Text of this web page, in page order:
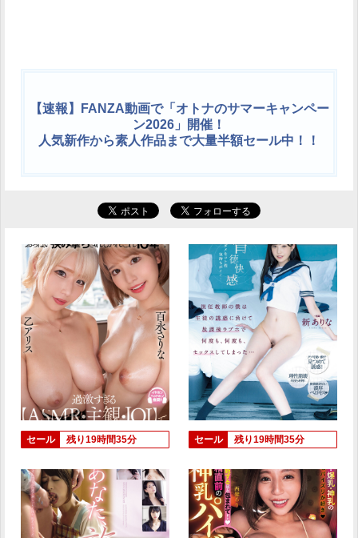
【速報】FANZA動画で「オトナのサマーキャンペー
ン2026」開催！
人気新作から素人作品まで大量半額セール中！！
セール 残り19時間35分 セール 残り19時間35分